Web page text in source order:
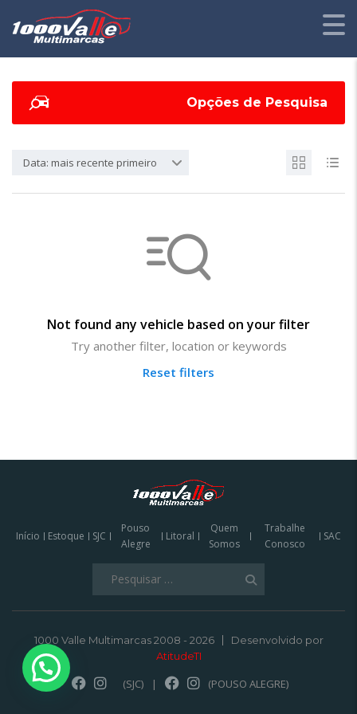
Opções de Pesquisa
Data: mais recente primeiro
Not found any vehicle based on your filter
Try another filter, location or keywords
Reset filters
Início Estoque SJC
Pouso
Alegre
Litoral
Quem
Somos
Trabalhe
Conosco
SAC
1000 Valle Multimarcas 2008 - 2026
Desenvolvido por
AtitudeTI
(SJC) | (POUSO ALEGRE)